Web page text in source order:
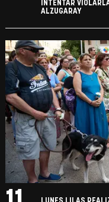
INTENTAR
ALZUGARAY